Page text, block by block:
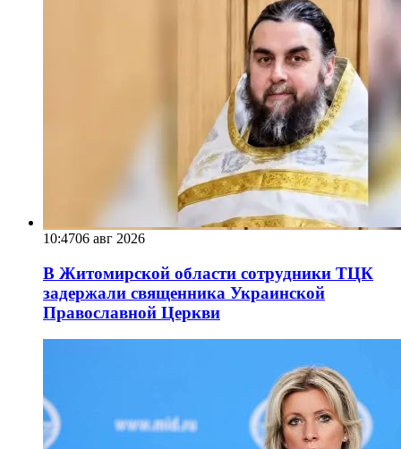
10:4706 авг 2026
В Житомирской области сотрудники ТЦК
задержали священника Украинской
Православной Церкви